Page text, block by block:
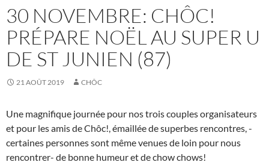
30 NOVEMBRE: CHÔC!
PRÉPARE NOËL AU SUPER U
DE ST JUNIEN (87)
21 AOÛT 2019 CHÔC
Une magnifique journée pour nos trois couples organisateurs
et pour les amis de Chôc!, émaillée de superbes rencontres, -
certaines personnes sont même venues de loin pour nous
rencontrer- de bonne humeur et de chow chows!